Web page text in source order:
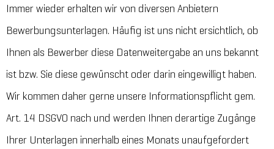
Immer wieder erhalten wir von diversen Anbietern
Bewerbungsunterlagen. Häufig ist uns nicht ersichtlich, ob
Ihnen als Bewerber diese Datenweitergabe an uns bekannt
ist bzw. Sie diese gewünscht oder darin eingewilligt haben.
Wir kommen daher gerne unsere Informationspflicht gem.
Art. 14 DSGVO nach und werden Ihnen derartige Zugänge
Ihrer Unterlagen innerhalb eines Monats unaufgefordert